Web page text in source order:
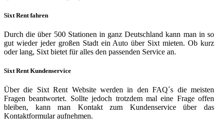
Sixt Rent fahren
Durch die über 500 Stationen in ganz Deutschland kann man in so
gut wieder jeder großen Stadt ein Auto über Sixt mieten. Ob kurz
oder lang, Sixt bietet für alles den passenden Service an.
Sixt Rent Kundenservice
Über die Sixt Rent Website werden in den FAQ´s die meisten
Fragen beantwortet. Sollte jedoch trotzdem mal eine Frage offen
bleiben, kann man Kontakt zum Kundenservice über das
Kontaktformular aufnehmen.